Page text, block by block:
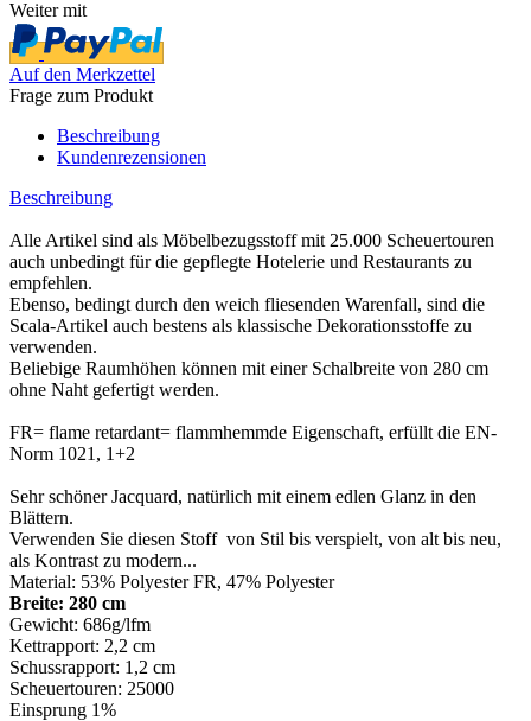
Weiter mit
Auf den Merkzettel
Frage zum Produkt
Beschreibung
Kundenrezensionen
Beschreibung
Alle Artikel sind als Möbelbezugsstoff mit 25.000 Scheuertouren
auch unbedingt für die gepflegte Hotelerie und Restaurants zu
empfehlen.
Ebenso, bedingt durch den weich fliesenden Warenfall, sind die
Scala-Artikel auch bestens als klassische Dekorationsstoffe zu
verwenden.
Beliebige Raumhöhen können mit einer Schalbreite von 280 cm
ohne Naht gefertigt werden.
FR= flame retardant= flammhemmde Eigenschaft, erfüllt die EN-
Norm 1021, 1+2
Sehr schöner Jacquard, natürlich mit einem edlen Glanz in den
Blättern.
Verwenden Sie diesen Stoff von Stil bis verspielt, von alt bis neu,
als Kontrast zu modern...
Material: 53% Polyester FR, 47% Polyester
Breite: 280 cm
Gewicht: 686g/lfm
Kettrapport: 2,2 cm
Schussrapport: 1,2 cm
Scheuertouren: 25000
Einsprung 1%